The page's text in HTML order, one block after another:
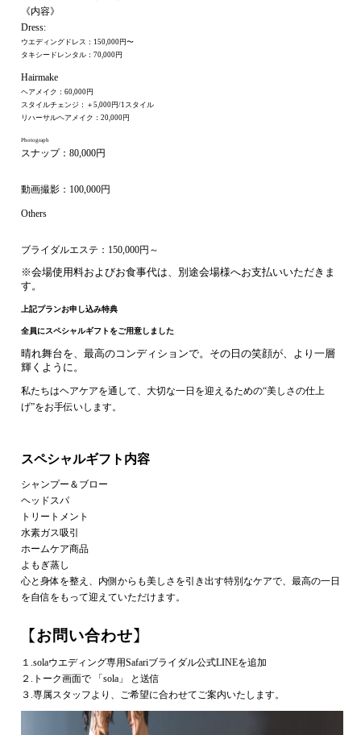
《内容》
Dress:
ウエディングドレス：150,000円〜
タキシードレンタル：70,000円
Hairmake
ヘアメイク：60,000円
スタイルチェンジ：＋5,000円/1スタイル
リハーサルヘアメイク：20,000円
Photograph
スナップ：80,000円
動画撮影：100,000円
Others
ブライダルエステ：150,000円～
※会場使用料およびお食事代は、別途会場様へお支払いいただきま
す。
上記プランお申し込み特典
全員にスペシャルギフトをご用意しました
晴れ舞台を、最高のコンディションで。その日の笑顔が、より一層
輝くように。
私たちはヘアケアを通して、大切な一日を迎えるための“美しさの仕上
げ”をお手伝いします。
スペシャルギフト内容
シャンプー＆ブロー
ヘッドスパ
トリートメント
水素ガス吸引
ホームケア商品
よもぎ蒸し
心と身体を整え、内側からも美しさを引き出す特別なケアで、最高の一日
を自信をもって迎えていただけます。
【お問い合わせ】
１.solaウエディング専用Safariブライダル公式LINEを追加
２.トーク画面で 「sola」 と送信
３.専属スタッフより、ご希望に合わせてご案内いたします。